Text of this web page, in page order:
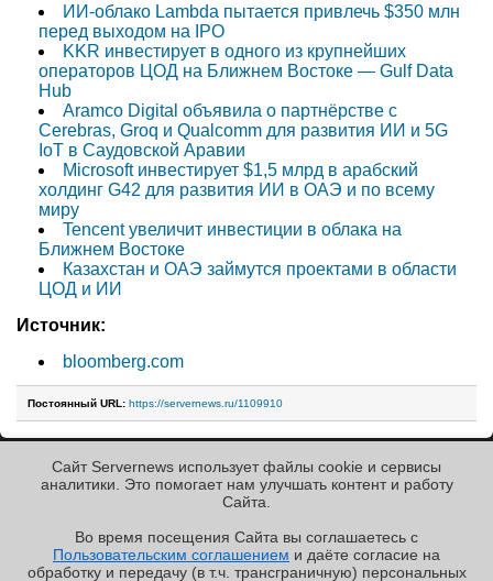
✖
ИИ-облако Lambda пытается привлечь $350 млн
перед выходом на IPO
KKR инвестирует в одного из крупнейших
операторов ЦОД на Ближнем Востоке — Gulf Data
Hub
Aramco Digital объявила о партнёрстве с
Cerebras, Groq и Qualcomm для развития ИИ и 5G
IoT в Саудовской Аравии
Microsoft инвестирует $1,5 млрд в арабский
холдинг G42 для развития ИИ в ОАЭ и по всему
миру
Tencent увеличит инвестиции в облака на
Ближнем Востоке
Казахстан и ОАЭ займутся проектами в области
ЦОД и ИИ
Источник:
bloomberg.com
Постоянный URL: https://servernews.ru/1109910
« Назад к ленте
Copyright ©2010-2026
Сайт Servernews использует файлы cookie и сервисы
аналитики. Это помогает нам улучшать контент и работу
Cайта.
Во время посещения Cайта вы соглашаетесь с
Пользовательским соглашением и даёте согласие на
обработку и передачу (в т.ч. трансграничную) персональных